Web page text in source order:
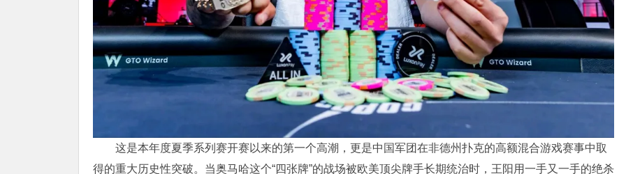
这是本年度夏季系列赛开赛以来的第一个高潮，更是中国军团在非德州扑克的高额混合游戏赛事中取
得的重大历史性突破。当奥马哈这个“四张牌”的战场被欧美顶尖牌手长期统治时，王阳用一手又一手的绝杀